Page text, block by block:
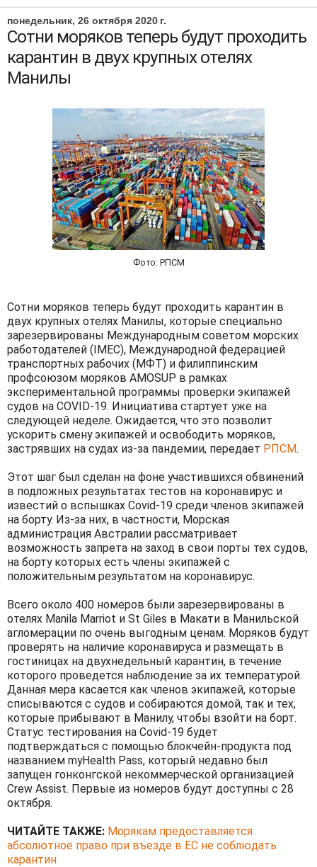
понедельник, 26 октября 2020 г.
Сотни моряков теперь будут проходить
карантин в двух крупных отелях
Манилы
Фото: РПСМ
Сотни моряков теперь будут проходить карантин в
двух крупных отелях Манилы, которые специально
зарезервированы Международным советом морских
работодателей (IMEC), Международной федерацией
транспортных рабочих (МФТ) и филиппинским
профсоюзом моряков AMOSUP в рамках
экспериментальной программы проверки экипажей
судов на COVID-19. Инициатива стартует уже на
следующей неделе. Ожидается, что это позволит
ускорить смену экипажей и освободить моряков,
застрявших на судах из-за пандемии, передает РПСМ.
Этот шаг был сделан на фоне участившихся обвинений
в подложных результатах тестов на коронавирус и
известий о вспышках Covid-19 среди членов экипажей
на борту. Из-за них, в частности, Морская
администрация Австралии рассматривает
возможность запрета на заход в свои порты тех судов,
на борту которых есть члены экипажей с
положительным результатом на коронавирус.
Всего около 400 номеров были зарезервированы в
отелях Manila Marriot и St Giles в Макати в Манильской
агломерации по очень выгодным ценам. Моряков будут
проверять на наличие коронавируса и размещать в
гостиницах на двухнедельный карантин, в течение
которого проведется наблюдение за их температурой.
Данная мера касается как членов экипажей, которые
списываются с судов и собираются домой, так и тех,
которые прибывают в Манилу, чтобы взойти на борт.
Статус тестирования на Covid-19 будет
подтверждаться с помощью блокчейн-продукта под
названием myHealth Pass, который недавно был
запущен гонконгской некоммерческой организацией
Crew Assist. Первые из номеров будут доступны с 28
октября.
ЧИТАЙТЕ ТАКЖЕ: Морякам предоставляется
абсолютное право при въезде в ЕС не соблюдать
карантин